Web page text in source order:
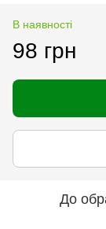
В наявності
98 грн
До